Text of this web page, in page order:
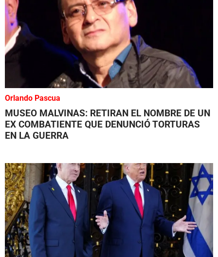
Orlando Pascua
MUSEO MALVINAS: RETIRAN EL NOMBRE DE UN
EX COMBATIENTE QUE DENUNCIÓ TORTURAS
EN LA GUERRA